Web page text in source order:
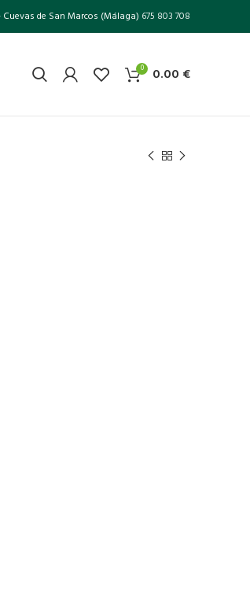
de San Marcos (Málaga) 675 803 708
0 0.00 €